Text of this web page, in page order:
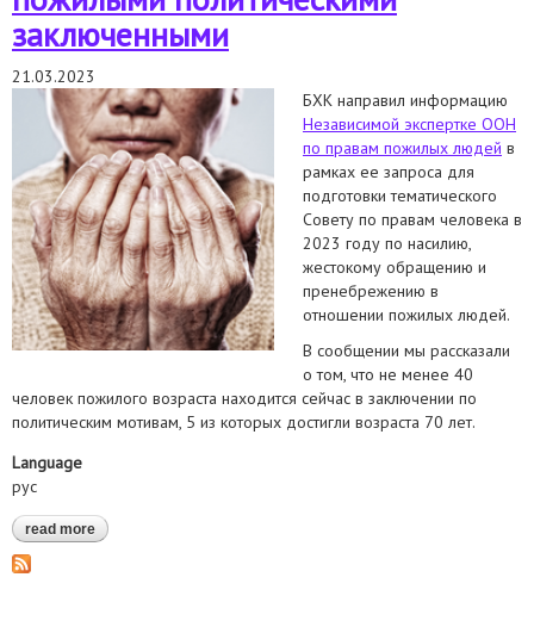
заключенными
21.03.2023
БХК направил информацию
Независимой экспертке ООН
по правам пожилых людей в
рамках ее запроса для
подготовки тематического
Совету по правам человека в
2023 году по насилию,
жестокому обращению и
пренебрежению в
отношении пожилых людей.
В сообщении мы рассказали
о том, что не менее 40
человек пожилого возраста находится сейчас в заключении по
политическим мотивам, 5 из которых достигли возраста 70 лет.
Language
рус
read more about направили независимой экспертке оон по правам
пожилых людей информацию о насилии и жестоком